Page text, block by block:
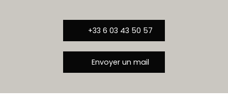
+33 6 03 43 50 57
Envoyer un mail